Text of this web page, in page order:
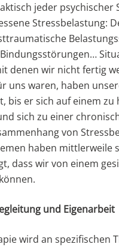
jeder psychischer
Stressbelastung:
denen wir nicht fertig
uns waren, haben
bis er sich auf einem zu
sich zu einer
von
haben mittlerweile
dass wir von einem
und Eigenarbeit
wird an spezifischen